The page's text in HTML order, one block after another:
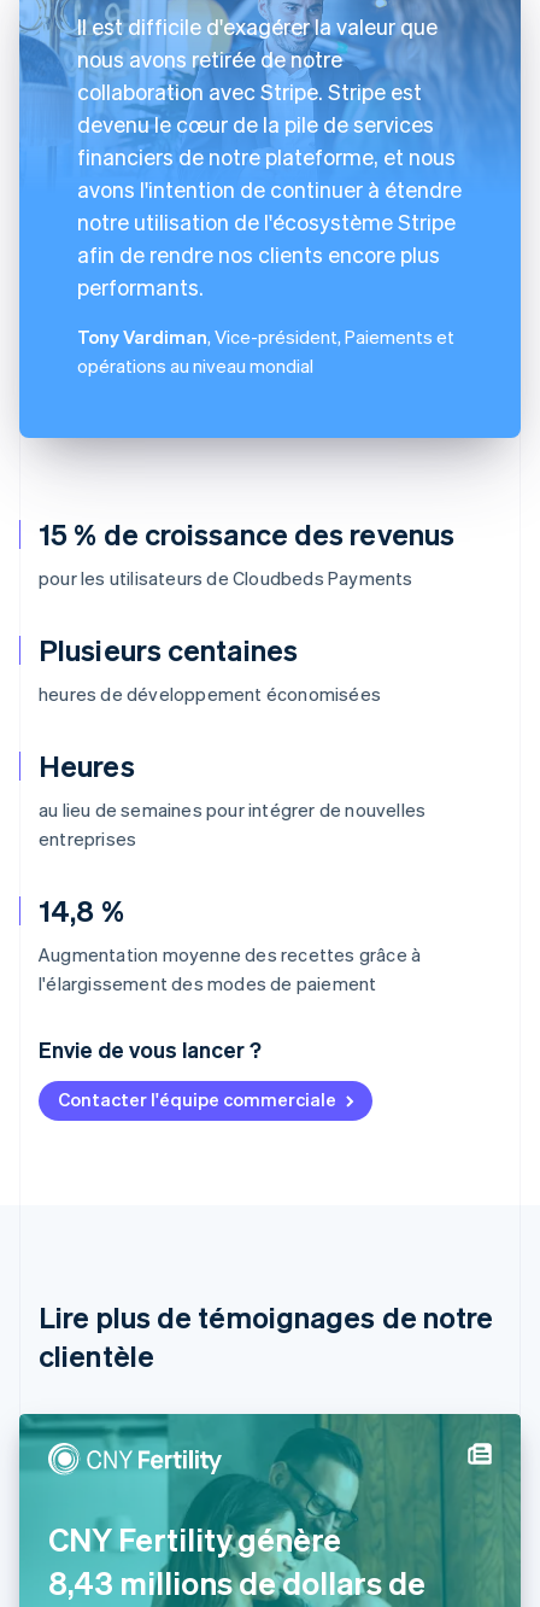
15 % de croissance des revenus
pour les utilisateurs de Cloudbeds Payments
Plusieurs centaines
heures de développement économisées
Heures
au lieu de semaines pour intégrer de nouvelles
entreprises
14,8 %
Augmentation moyenne des recettes grâce à
l'élargissement des modes de paiement
Envie de vous lancer ?
Contacter l'équipe commerciale
Il est difficile d'exagérer la valeur que
nous avons retirée de notre
collaboration avec Stripe. Stripe est
devenu le cœur de la pile de services
financiers de notre plateforme, et nous
avons l'intention de continuer à étendre
notre utilisation de l'écosystème Stripe
afin de rendre nos clients encore plus
performants.
Tony Vardiman, Vice-président, Paiements et
opérations au niveau mondial
Lire plus de témoignages de notre
clientèle
CNY Fertility génère
8,43 millions de dollars de
Allemagne
Brésil
PortuguêsEnglish
Bulgarie
EnglishFrançais
Chine continentale
简体中文 English
English
Croatie
English Italiano
Danemark